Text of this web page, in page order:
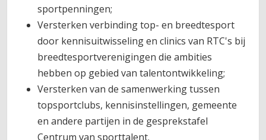
sportpenningen;
Versterken verbinding top- en breedtesport
door kennisuitwisseling en clinics van RTC's bij
breedtesportverenigingen die ambities
hebben op gebied van talentontwikkeling;
Versterken van de samenwerking tussen
topsportclubs, kennisinstellingen, gemeente
en andere partijen in de gesprekstafel
Centrum van sporttalent.